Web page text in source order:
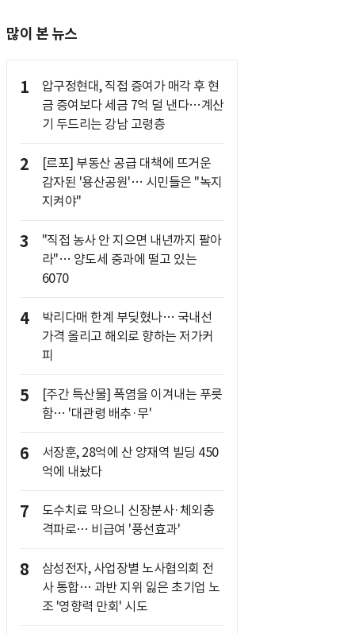
많이 본 뉴스
1
압구정현대, 직접 증여가 매각 후 현
금 증여보다 세금 7억 덜 낸다…계산
기 두드리는 강남 고령층
2
[르포] 부동산 공급 대책에 뜨거운
감자된 '용산공원'… 시민들은 "녹지
지켜야"
3
"직접 농사 안 지으면 내년까지 팔아
라"… 양도세 중과에 떨고 있는
6070
4
박리다매 한계 부딪혔나… 국내선
가격 올리고 해외로 향하는 저가커
피
5
[주간 특산물] 폭염을 이겨내는 푸릇
함… '대관령 배추·무'
6
서장훈, 28억에 산 양재역 빌딩 450
억에 내놨다
7
도수치료 막으니 신장분사·체외충
격파로… 비급여 '풍선효과'
8
삼성전자, 사업장별 노사협의회 전
사 통합… 과반 지위 잃은 초기업 노
조 '영향력 만회' 시도